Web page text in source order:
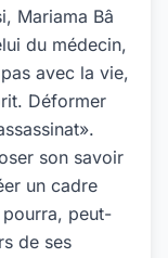
Mariama Bâ
du médecin,
pas avec la vie,
Déformer
son savoir
un cadre
pourra, peut-
de ses